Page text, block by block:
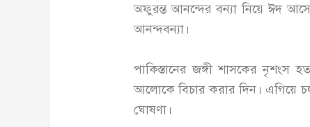
অফুরন্ত আনন্দের বন্যা নিয়ে ঈদ
আনন্দবন্যা।
পাকিস্তানের জঙ্গী শাসকের নৃশংস
আলোকে বিচার করার দিন। এগিয়ে
ঘোষণা।